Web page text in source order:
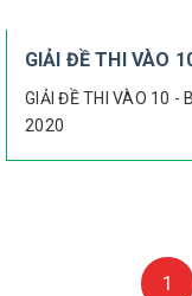
GIẢI ĐỀ THI VÀO
GIẢI ĐỀ THI VÀO 10 -
2020
1